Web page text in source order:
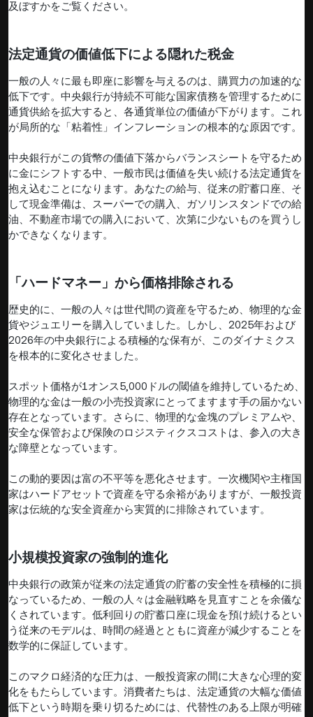
及ぼすかをご覧ください。
法定通貨の価値低下による隠れた税金
一般の人々に最も即座に影響を与えるのは、購買力の加速的な
低下です。中央銀行が持続不可能な国家債務を管理するために
通貨供給を拡大すると、各通貨単位の価値が下がります。これ
が局所的な「粘着性」インフレーションの根本的な原因です。
中央銀行がこの貨幣の価値下落からバランスシートを守るため
に金にシフトする中、一般市民は価値を失い続ける法定通貨を
抱え込むことになります。あなたの給与、従来の貯蓄口座、そ
して現金準備は、スーパーでの購入、ガソリンスタンドでの給
油、不動産市場での購入において、次第に少ないものを買うし
かできなくなります。
「ハードマネー」から価格排除される
歴史的に、一般の人々は世代間の資産を守るため、物理的な金
貨やジュエリーを購入していました。しかし、2025年および
2026年の中央銀行による積極的な保有が、このダイナミクス
を根本的に変化させました。
スポット価格が1オンス5,000ドルの閾値を維持しているため、
物理的な金は一般の小売投資家にとってますます手の届かない
存在となっています。さらに、物理的な金塊のプレミアムや、
安全な保管および保険のロジスティクスコストは、参入の大き
な障壁となっています。
この動的要因は富の不平等を悪化させます。一次機関や主権国
家はハードアセットで資産を守る余裕がありますが、一般投資
家は伝統的な安全資産から実質的に排除されています。
小規模投資家の強制的進化
中央銀行の政策が従来の法定通貨の貯蓄の安全性を積極的に損
なっているため、一般の人々は金融戦略を見直すことを余儀な
くされています。低利回りの貯蓄口座に現金を預け続けるとい
う従来のモデルは、時間の経過とともに資産が減少することを
数学的に保証しています。
このマクロ経済的な圧力は、一般投資家の間に大きな心理的変
化をもたらしています。消費者たちは、法定通貨の大幅な価値
低下という時期を乗り切るためには、代替性のある上限が明確